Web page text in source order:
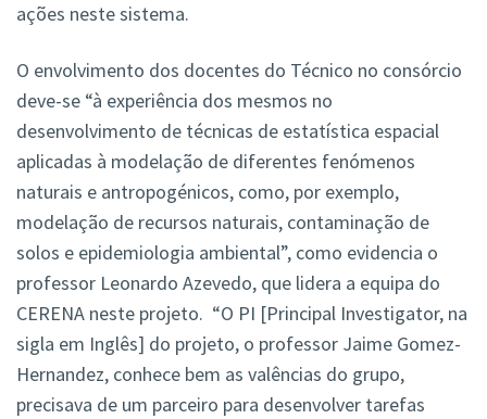
ações neste sistema.
O envolvimento dos docentes do Técnico no consórcio
deve-se “à experiência dos mesmos no
desenvolvimento de técnicas de estatística espacial
aplicadas à modelação de diferentes fenómenos
naturais e antropogénicos, como, por exemplo,
modelação de recursos naturais, contaminação de
solos e epidemiologia ambiental”, como evidencia o
professor Leonardo Azevedo, que lidera a equipa do
CERENA neste projeto. “O PI [Principal Investigator, na
sigla em Inglês] do projeto, o professor Jaime Gomez-
Hernandez, conhece bem as valências do grupo,
precisava de um parceiro para desenvolver tarefas